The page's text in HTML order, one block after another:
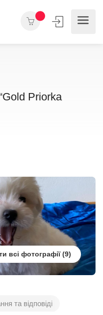
“Gold Priorka
всі фотографії
та відповіді